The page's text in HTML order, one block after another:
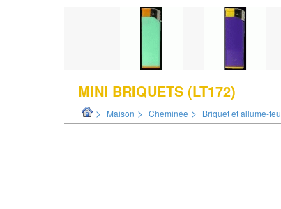
LOGISTIQUE ET EMBALLAGE
ELECTRICITÉ
MINI BRIQUETS (LT172)
> Maison > Cheminée > Briquet et allume-feu